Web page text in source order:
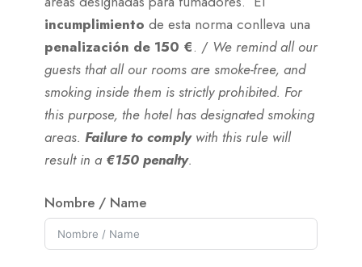
incumplimiento de esta norma conlleva una
penalización de 150 €. / We remind all our
guests that all our rooms are smoke-free, and
smoking inside them is strictly prohibited. For
this purpose, the hotel has designated smoking
areas. Failure to complywith this rule will
result in a €150 penalty.
Nombre / Name